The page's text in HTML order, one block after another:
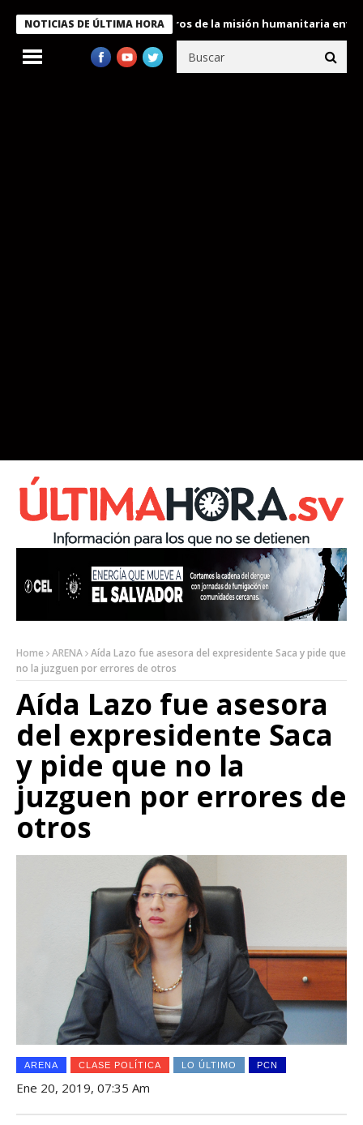
NOTICIAS DE ÚLTIMA HORA
Bukele condecora a miembros de la misión humanitaria enviada
Home ARENA Aída Lazo fue asesora del expresidente Saca y pide que
no la juzguen por errores de otros
Aída Lazo fue asesora
del expresidente Saca
y pide que no la
juzguen por errores de
otros
ARENA CLASE POLÍTICA LO ÚLTIMO PCN
Ene 20, 2019, 07:35 Am